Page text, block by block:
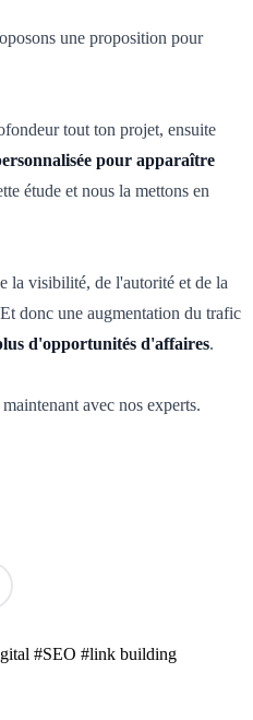
une proposition pour
tout ton projet, ensuite
pour apparaître
étude et nous la mettons en
la visibilité, de l'autorité et de la
donc une augmentation du trafic
d'opportunités d'affaires.
maintenant avec nos experts.
#SEO #link building